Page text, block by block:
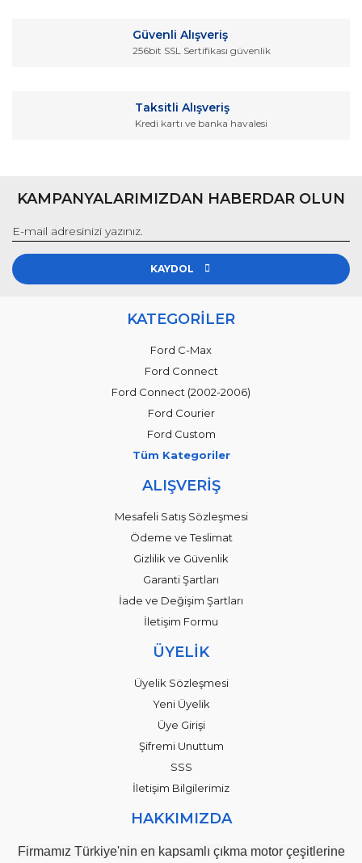
Gönder
Güvenli Alışveriş
256bit SSL Sertifikası güvenlik
Taksitli Alışveriş
Kredi kartı ve banka havalesi
KAMPANYALARIMIZDAN HABERDAR OLUN
KAYDOL
KATEGORİLER
Ford C-Max
Ford Connect
Ford Connect (2002-2006)
Ford Courier
Ford Custom
Tüm Kategoriler
ALIŞVERİŞ
Mesafeli Satış Sözleşmesi
Ödeme ve Teslimat
Gizlilik ve Güvenlik
Garanti Şartları
İade ve Değişim Şartları
İletişim Formu
ÜYELİK
Üyelik Sözleşmesi
Yeni Üyelik
Üye Girişi
Şifremi Unuttum
SSS
İletişim Bilgilerimiz
HAKKIMIZDA
Firmamız Türkiye'nin en kapsamlı çıkma motor çeşitlerine